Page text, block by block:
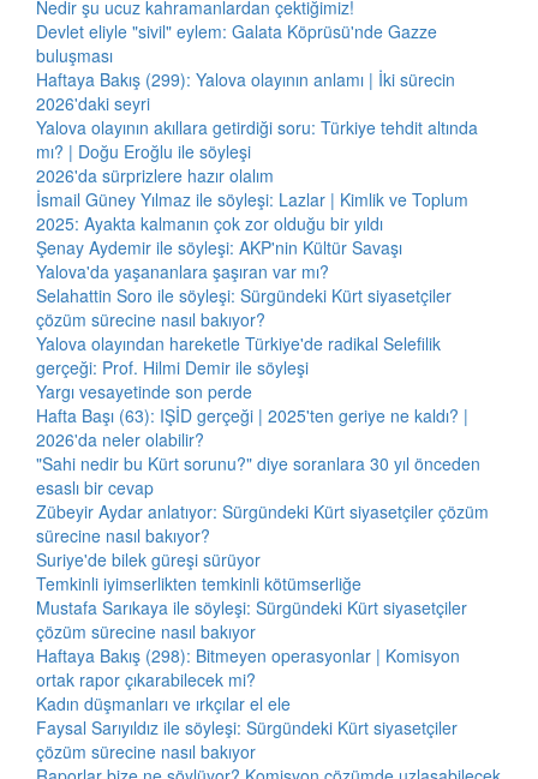
Nedir şu ucuz kahramanlardan çektiğimiz!
Devlet eliyle "sivil" eylem: Galata Köprüsü'nde Gazze
buluşması
Haftaya Bakış (299): Yalova olayının anlamı | İki sürecin
2026'daki seyri
Yalova olayının akıllara getirdiği soru: Türkiye tehdit altında
mı? | Doğu Eroğlu ile söyleşi
2026'da sürprizlere hazır olalım
İsmail Güney Yılmaz ile söyleşi: Lazlar | Kimlik ve Toplum
2025: Ayakta kalmanın çok zor olduğu bir yıldı
Şenay Aydemir ile söyleşi: AKP'nin Kültür Savaşı
Yalova'da yaşananlara şaşıran var mı?
Selahattin Soro ile söyleşi: Sürgündeki Kürt siyasetçiler
çözüm sürecine nasıl bakıyor?
Yalova olayından hareketle Türkiye'de radikal Selefilik
gerçeği: Prof. Hilmi Demir ile söyleşi
Yargı vesayetinde son perde
Hafta Başı (63): IŞİD gerçeği | 2025'ten geriye ne kaldı? |
2026'da neler olabilir?
"Sahi nedir bu Kürt sorunu?" diye soranlara 30 yıl önceden
esaslı bir cevap
Zübeyir Aydar anlatıyor: Sürgündeki Kürt siyasetçiler çözüm
sürecine nasıl bakıyor?
Suriye'de bilek güreşi sürüyor
Temkinli iyimserlikten temkinli kötümserliğe
Mustafa Sarıkaya ile söyleşi: Sürgündeki Kürt siyasetçiler
çözüm sürecine nasıl bakıyor
Haftaya Bakış (298): Bitmeyen operasyonlar | Komisyon
ortak rapor çıkarabilecek mi?
Kadın düşmanları ve ırkçılar el ele
Faysal Sarıyıldız ile söyleşi: Sürgündeki Kürt siyasetçiler
çözüm sürecine nasıl bakıyor